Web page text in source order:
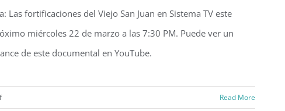
Las fortificaciones del Viejo San Juan en Sistema TV este
miércoles 22 de marzo a las 7:30 PM. Puede ver un
de este documental en YouTube.
on
Read More